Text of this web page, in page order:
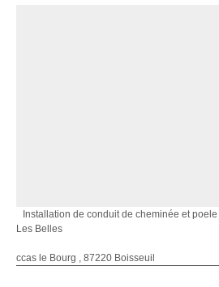
Installation de conduit de cheminée et
Les Belles
ccas le Bourg , 87220 Boisseuil